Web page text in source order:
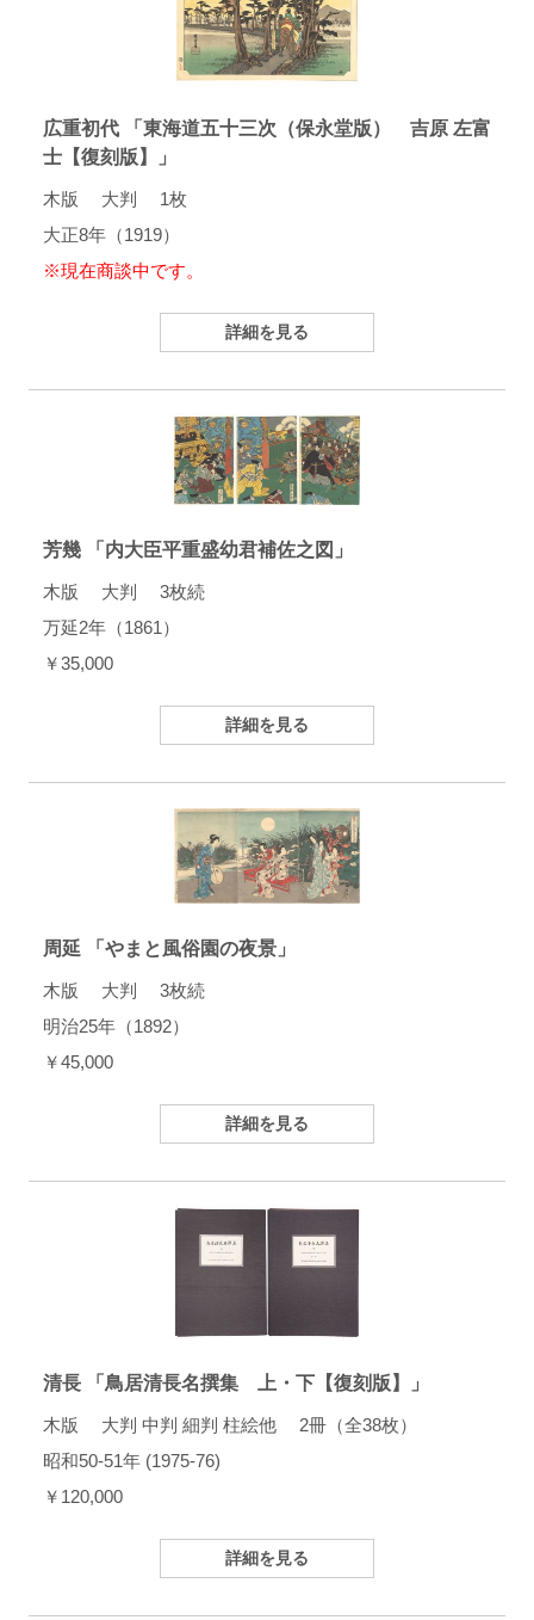
広重初代 「東海道五十三次（保永堂版） 吉原 左富
士【復刻版】」
木版 大判 1枚
大正8年（1919）
※現在商談中です。
詳細を見る
芳幾 「内大臣平重盛幼君補佐之図」
木版 大判 3枚続
万延2年（1861）
￥35,000
詳細を見る
周延 「やまと風俗園の夜景」
木版 大判 3枚続
明治25年（1892）
￥45,000
詳細を見る
清長 「鳥居清長名撰集 上・下【復刻版】」
木版 大判 中判 細判 柱絵他 2冊（全38枚）
昭和50-51年 (1975-76)
￥120,000
詳細を見る